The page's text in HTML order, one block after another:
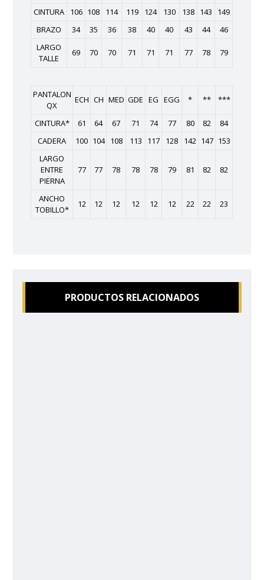
CINTURA
106 108 114 119 124 130 138 143
149
BRAZO
34 35 36 38 40 40 43 44
46
LARGO
TALLE
69 70 70 71 71 71 77 78 79
PANTALON
QX
ECH CH MED GDE EG EGG * ** ***
CINTURA* 61 64 67 71 74 77 80 82
84
CADERA
100 104 108 113 117 128 142 147 153
LARGO
ENTRE
PIERNA
77 77 78 78 78 79 81 82 82
ANCHO
TOBILLO*
12 12 12 12 12 12 22 22 23
PRODUCTOS RELACIONADOS